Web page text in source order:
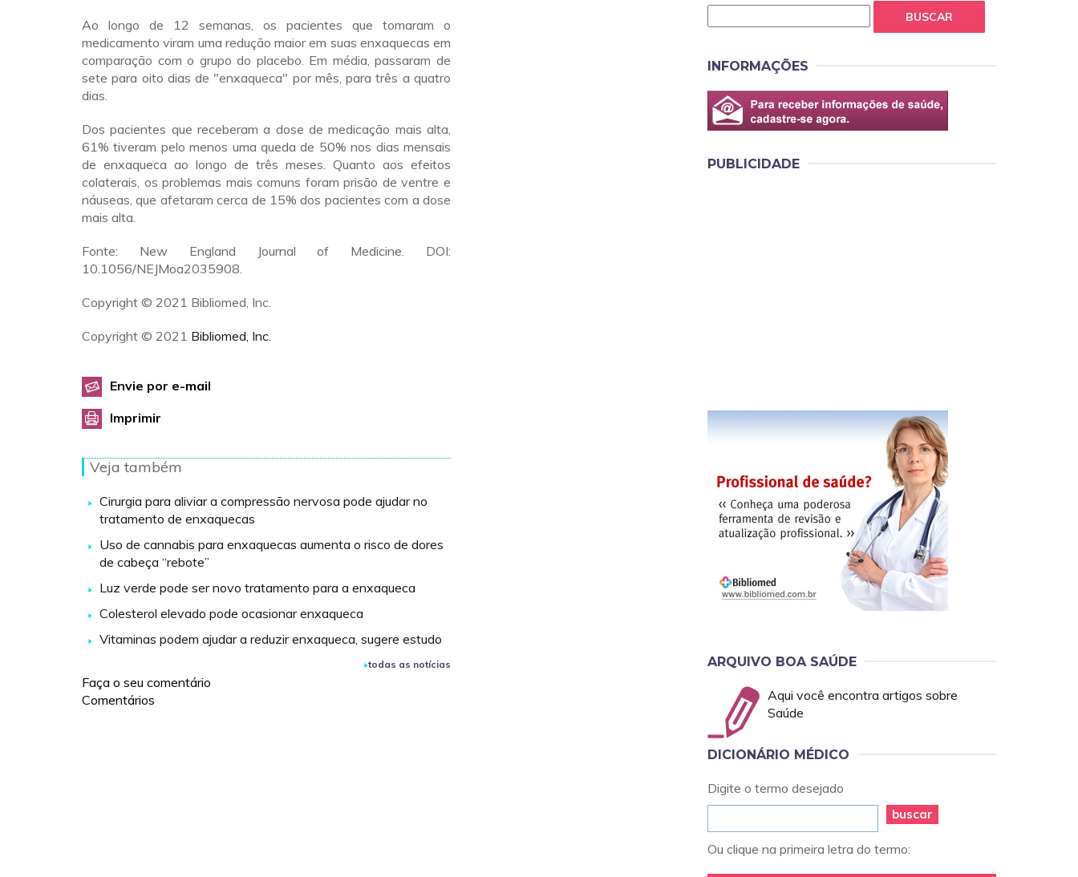
Ao longo de 12 semanas, os pacientes que tomaram o
medicamento viram uma redução maior em suas enxaquecas em
comparação com o grupo do placebo. Em média, passaram de
sete para oito dias de "enxaqueca" por mês, para três a quatro
dias.
Dos pacientes que receberam a dose de medicação mais alta,
61% tiveram pelo menos uma queda de 50% nos dias mensais
de enxaqueca ao longo de três meses. Quanto aos efeitos
colaterais, os problemas mais comuns foram prisão de ventre e
náuseas, que afetaram cerca de 15% dos pacientes com a dose
mais alta.
Fonte: New England Journal of Medicine. DOI:
10.1056/NEJMoa2035908.
Copyright © 2021 Bibliomed, Inc.
Copyright © 2021 Bibliomed, Inc.
Envie por e-mail
Imprimir
Veja também
Cirurgia para aliviar a compressão nervosa pode ajudar no
tratamento de enxaquecas
Uso de cannabis para enxaquecas aumenta o risco de dores
de cabeça “rebote”
Luz verde pode ser novo tratamento para a enxaqueca
Colesterol elevado pode ocasionar enxaqueca
Vitaminas podem ajudar a reduzir enxaqueca, sugere estudo
todas as notícias
Faça o seu comentário
Comentários
BUSCAR
INFORMAÇÕES
PUBLICIDADE
ARQUIVO BOA SAÚDE
Aqui você encontra artigos sobre
Saúde
DICIONÁRIO MÉDICO
Digite o termo desejado
buscar
Ou clique na primeira letra do termo: